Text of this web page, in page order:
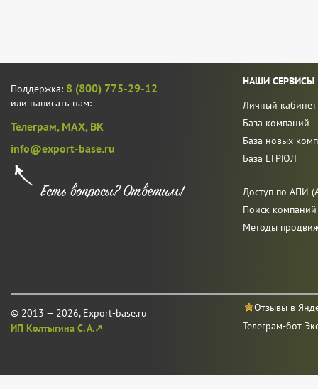
Поддержка: 8 (800) 775-29-12
или написать нам:
Телеграм, MAX, ВК
info@export-base.ru
© 2013 — 2026, Export-base.ru
ИП Колтыгина С. А.↗
НАШИ СЕРВИСЫ
Личный кабинет
База компаний
База новых
База ЕГРЮЛ
Доступ по АПИ
Поиск
Методы
Отзывы в
Телеграм-бот